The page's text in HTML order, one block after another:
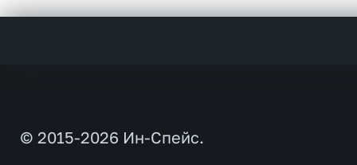
© 2015-2026 Ин-Спейс.